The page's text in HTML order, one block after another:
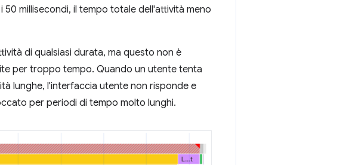
50 millisecondi, il tempo totale dell'attività meno
di qualsiasi durata, ma questo non è
per troppo tempo. Quando un utente tenta
lunghe, l'interfaccia utente non risponde e
per periodi di tempo molto lunghi.